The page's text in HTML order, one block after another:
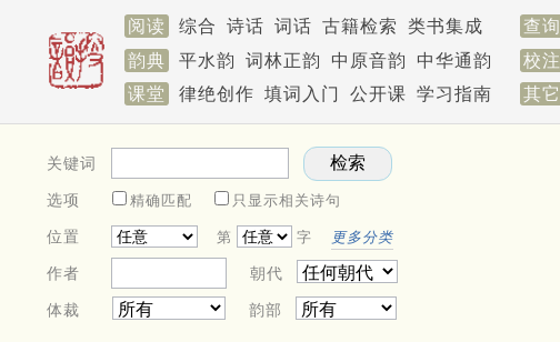
阅读 综合 诗话 词话 古籍检索 类书集成 查询
韵典
平水韵 词林正韵 中原音韵 中华通韵 校注
课堂
律绝创作 填词入门 公开课 学习指南 其它
关键词
选项 精确匹配 只显示相关诗句
位置 第 字 更多分类
作者 朝代
体裁 韵部